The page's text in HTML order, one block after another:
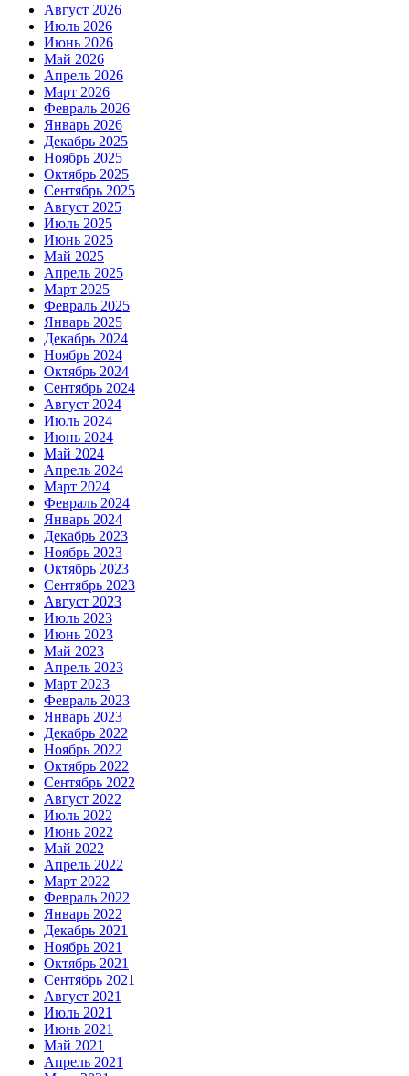
Август 2026
Июль 2026
Июнь 2026
Май 2026
Апрель 2026
Март 2026
Февраль 2026
Январь 2026
Декабрь 2025
Ноябрь 2025
Октябрь 2025
Сентябрь 2025
Август 2025
Июль 2025
Июнь 2025
Май 2025
Апрель 2025
Март 2025
Февраль 2025
Январь 2025
Декабрь 2024
Ноябрь 2024
Октябрь 2024
Сентябрь 2024
Август 2024
Июль 2024
Июнь 2024
Май 2024
Апрель 2024
Март 2024
Февраль 2024
Январь 2024
Декабрь 2023
Ноябрь 2023
Октябрь 2023
Сентябрь 2023
Август 2023
Июль 2023
Июнь 2023
Май 2023
Апрель 2023
Март 2023
Февраль 2023
Январь 2023
Декабрь 2022
Ноябрь 2022
Октябрь 2022
Сентябрь 2022
Август 2022
Июль 2022
Июнь 2022
Май 2022
Апрель 2022
Март 2022
Февраль 2022
Январь 2022
Декабрь 2021
Ноябрь 2021
Октябрь 2021
Сентябрь 2021
Август 2021
Июль 2021
Июнь 2021
Май 2021
Апрель 2021